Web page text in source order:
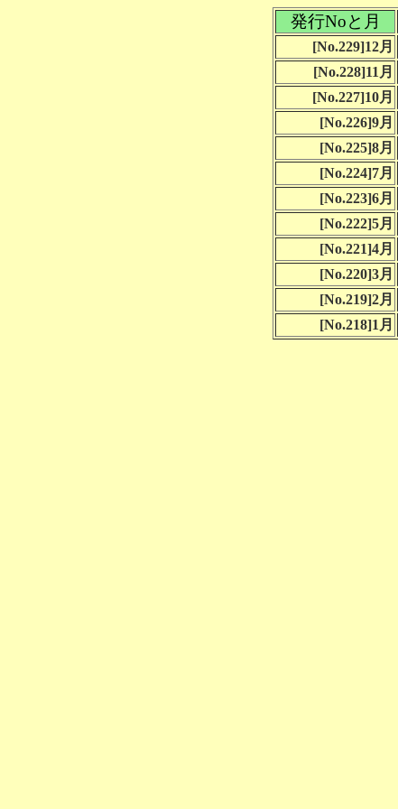
発行Noと月
[No.229]12月
[No.228]11月
[No.227]10月
[No.226]9月
[No.225]8月
[No.224]7月
[No.223]6月
[No.222]5月
[No.221]4月
[No.220]3月
[No.219]2月
[No.218]1月